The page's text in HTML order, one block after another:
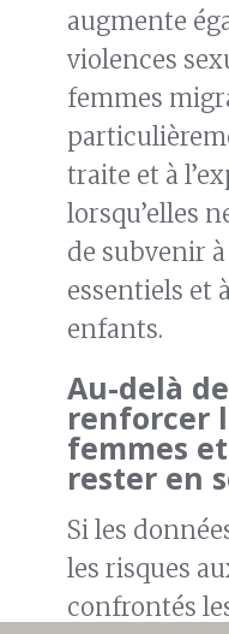
augmente
violences
femmes
traite et à
lorsqu’elles
de subvenir
essentiels et
enfants.
Au-delà
renforcer
femmes
rester en
Si les
les risques
confrontés